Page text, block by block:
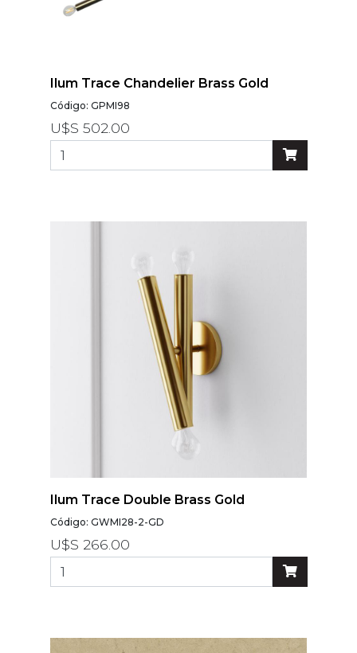
Ilum Trace Chandelier Brass Gold
Código: GPMI98
U$S 502.00
Ilum Trace Double Brass Gold
Código: GWMI28-2-GD
U$S 266.00